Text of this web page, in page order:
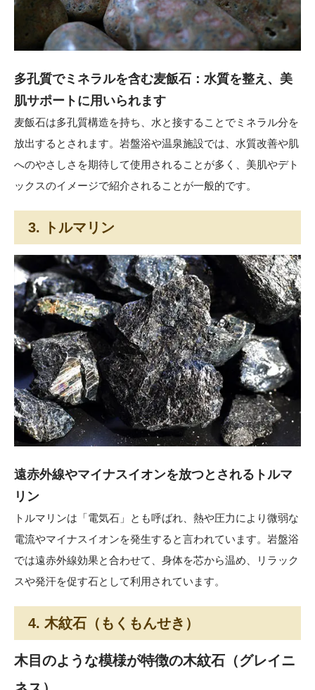
多孔質でミネラルを含む麦飯石：水質を整え、美
肌サポートに用いられます
麦飯石は多孔質構造を持ち、水と接することでミネラル分を
放出するとされます。岩盤浴や温泉施設では、水質改善や肌
へのやさしさを期待して使用されることが多く、美肌やデト
ックスのイメージで紹介されることが一般的です。
3. トルマリン
遠赤外線やマイナスイオンを放つとされるトルマ
リン
トルマリンは「電気石」とも呼ばれ、熱や圧力により微弱な
電流やマイナスイオンを発生すると言われています。岩盤浴
では遠赤外線効果と合わせて、身体を芯から温め、リラック
スや発汗を促す石として利用されています。
4. 木紋石（もくもんせき）
木目のような模様が特徴の木紋石（グレイニ